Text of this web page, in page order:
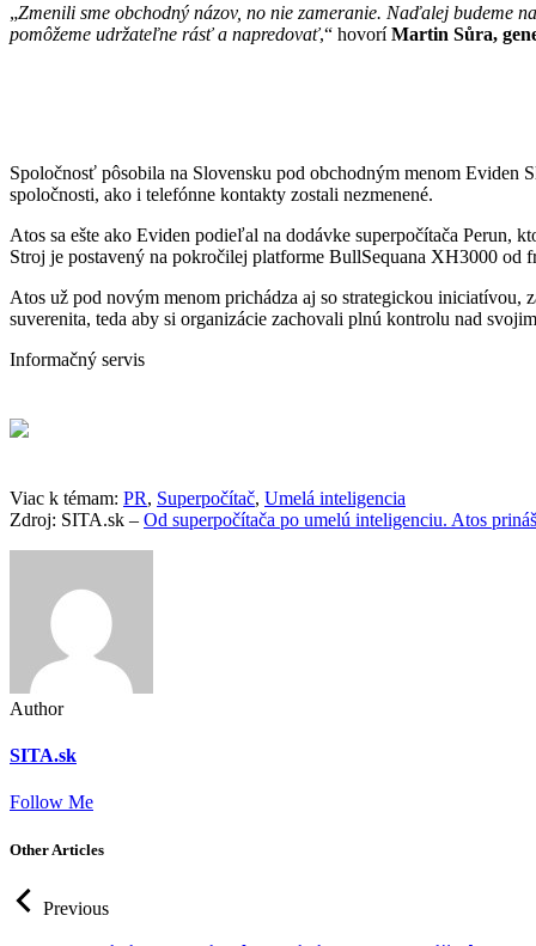
„Zmenili sme obchodný názov, no nie zameranie. Naďalej budeme
pomôžeme udržateľne rásť a napredovať,“ hovoríMartin Sůra,
Spoločnosť pôsobila na Slovensku pod obchodným menom Eviden
spoločnosti, ako i telefónne kontakty zostali nezmenené.
Atos sa ešte ako Eviden podieľal na dodávke superpočítača Perun,
Stroj je postavený na pokročilej platforme BullSequana XH3000 od
Atos už pod novým menom prichádza aj so strategickou
suverenita, teda aby si organizácie zachovali plnú kontrolu nad
Informačný servis
Viac k témam: PR, Superpočítač, Umelá inteligencia
Zdroj: SITA.sk – Od superpočítača po umelú inteligenciu. Atos
Author
SITA.sk
Follow Me
Other Articles
Previous